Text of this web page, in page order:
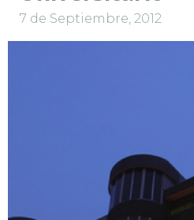
7 de Septiembre, 2012